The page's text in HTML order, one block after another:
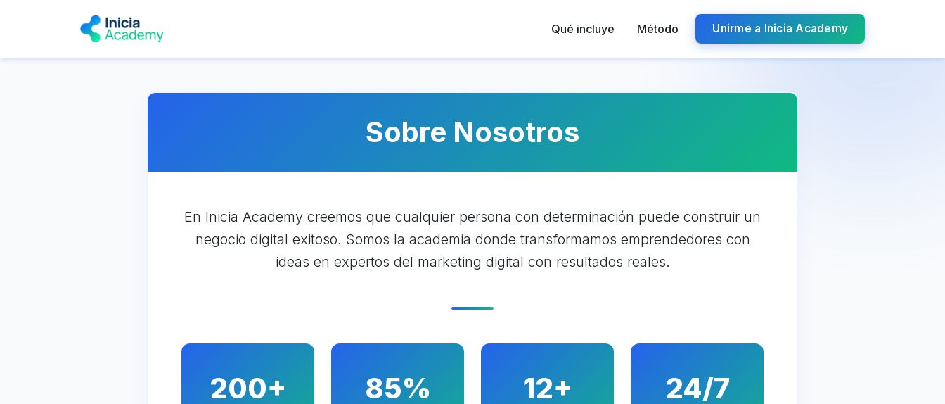
Qué incluye Método Unirme a Inicia Academy
Sobre Nosotros
En Inicia Academy creemos que cualquier persona con determinación puede construir un
negocio digital exitoso. Somos la academia donde transformamos emprendedores con
ideas en expertos del marketing digital con resultados reales.
200+ 85% 12+ 24/7